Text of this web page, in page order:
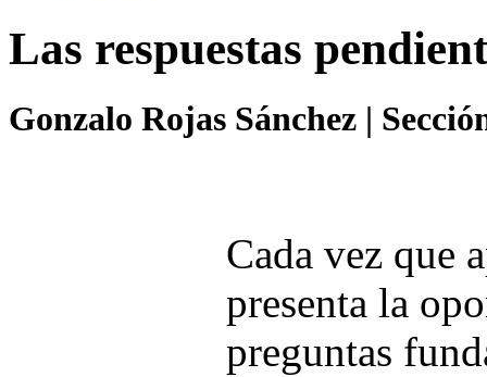
Las respuestas
Gonzalo Rojas Sánchez |
Cada vez que
presenta la
preguntas